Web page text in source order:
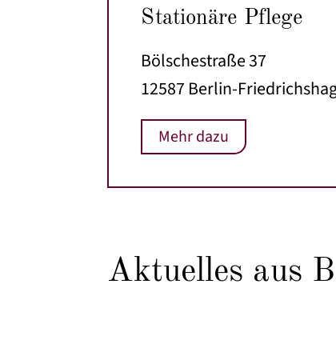
Stationäre Pflege
Bölschestraße 37
12587 Berlin-
Mehr dazu
Aktuelles aus